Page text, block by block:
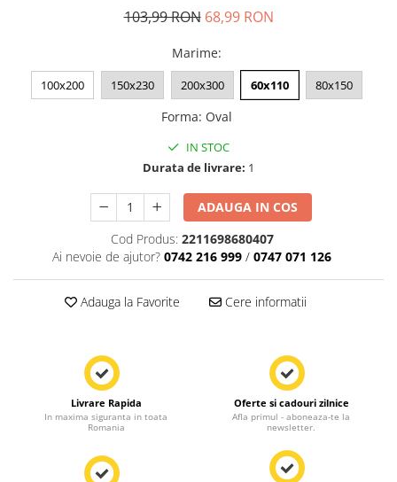
103,99 RON 68,99 RON
Marime:
100x200 150x230 200x300 60x110 80x150
Forma: Oval
IN STOC
Durata de livrare: 1
ADAUGA IN COS
Cod Produs: 2211698680407
Ai nevoie de ajutor? 0742 216 999 / 0747 071 126
Adauga la Favorite Cere informatii
Livrare Rapida
In maxima siguranta in toata
Romania
Oferte si cadouri zilnice
Afla primul - aboneaza-te la
newsletter.